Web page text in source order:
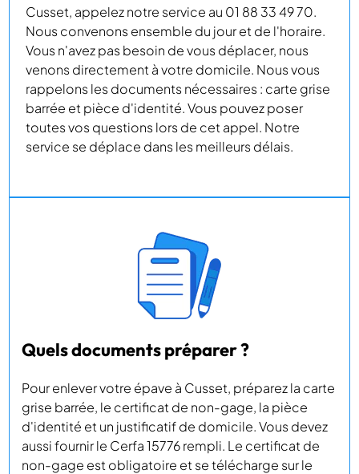
Cusset, appelez notre service au 01 88 33 49 70.
Nous convenons ensemble du jour et de l'horaire.
Vous n'avez pas besoin de vous déplacer, nous
venons directement à votre domicile. Nous vous
rappelons les documents nécessaires : carte grise
barrée et pièce d'identité. Vous pouvez poser
toutes vos questions lors de cet appel. Notre
service se déplace dans les meilleurs délais.
Quels documents préparer ?
Pour enlever votre épave à Cusset, préparez la carte
grise barrée, le certificat de non-gage, la pièce
d'identité et un justificatif de domicile. Vous devez
aussi fournir le Cerfa 15776 rempli. Le certificat de
non-gage est obligatoire et se télécharge sur le